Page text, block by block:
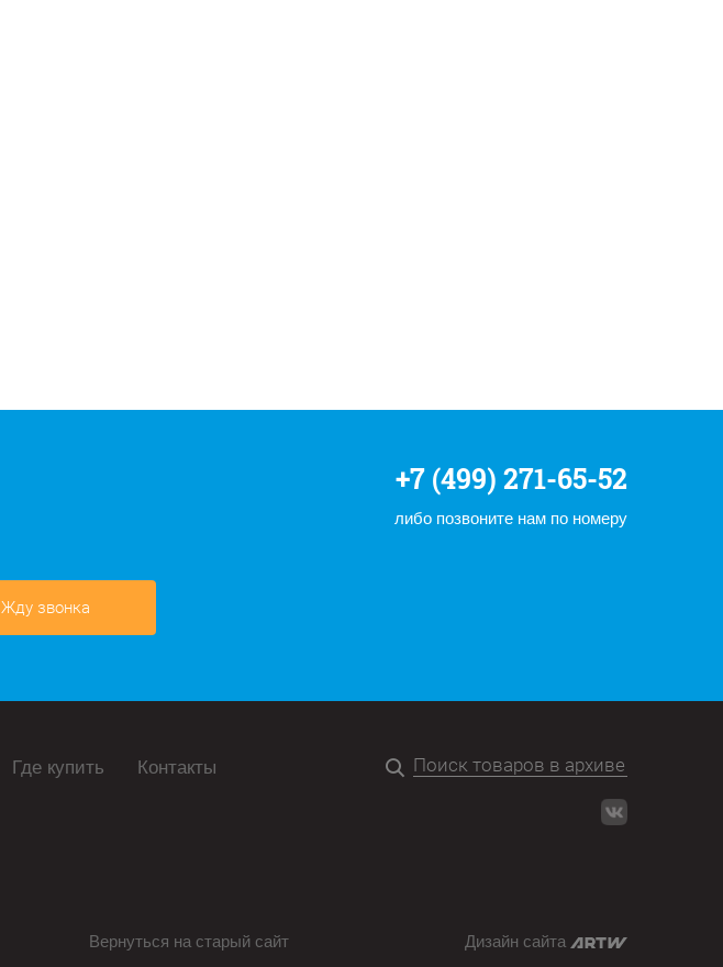
+7 (499) 271-65-52
либо позвоните нам по номеру
Жду звонка
Где купить Контакты
Вернуться на старый сайт Дизайн сайта